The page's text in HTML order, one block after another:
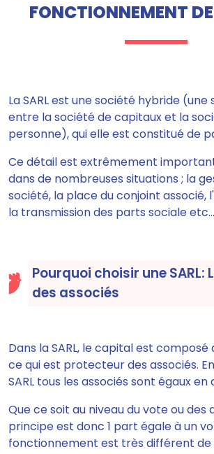
FONCTIONNEMENT
La SARL est une société hybride
entre la société de capitaux et la
personne), quielle est constitué de
Ce détail est extrêmement
dans de nombreuses situations ; la
société, la place du conjoint associé,
la transmission des parts sociale etc...
Pourquoi choisir une SARL:
des associés
Dans la SARL, le capital est
ce qui est protecteur des associés.
SARL tous les associés sont égaux en
Que ce soit au niveau du vote ou des
principe est donc 1 part égale à un
fonctionnement est très différent de